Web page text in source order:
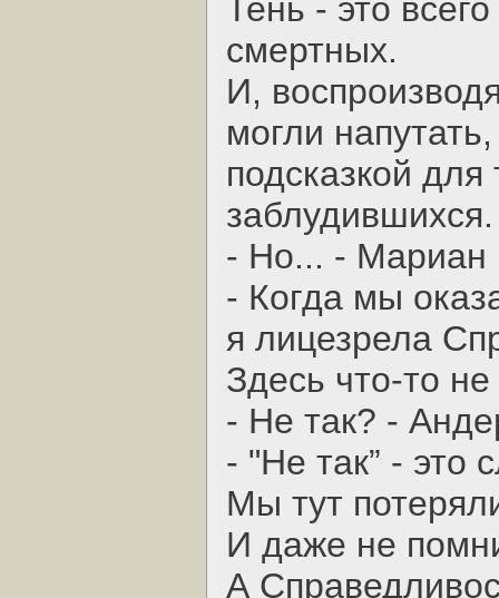
Тень - это
смертных.
И,
могли
подсказкой для
заблудившихся.
- Но... - Мариан
- Когда мы
я лицезрела
Здесь что-то не
- Не так? -
- "Не так” - это
Мы тут
И даже не
А